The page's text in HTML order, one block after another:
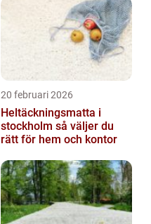
20 februari 2026
Heltäckningsmatta i
stockholm så väljer du
rätt för hem och kontor